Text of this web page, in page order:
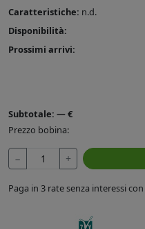
Caratteristiche: n.d.
Disponibilità:
Prossimi arrivi:
Subtotale: —€
Prezzo bobina:
− +
Paga in 3 rate senza interessi con